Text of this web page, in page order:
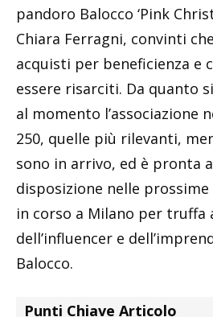
pandoro Balocco ‘Pink
Chiara Ferragni, convinti
acquisti per beneficienza e
essere risarciti. Da quanto
al momento l’associazione
250, quelle più rilevanti,
sono in arrivo, ed è pronta
disposizione nelle
in corso a Milano per truffa
dell’influencer e
Balocco.
Punti Chiave Articolo